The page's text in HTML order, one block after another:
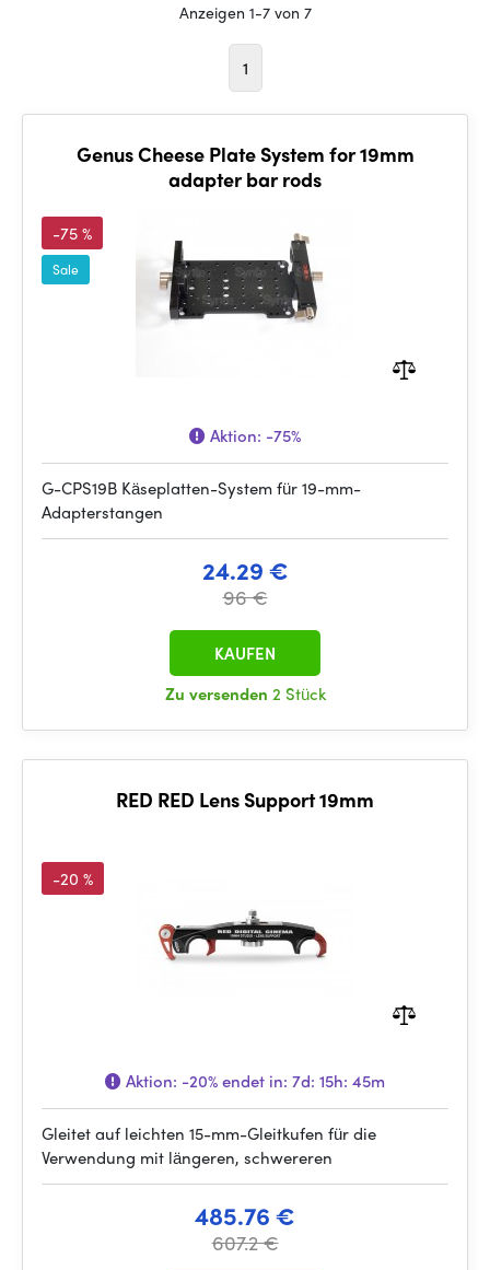
Anzeigen 1-7 von 7
1
Genus Cheese Plate System for 19mm
adapter bar rods
-75 %
Sale
Aktion: -75%
G-CPS19B Käseplatten-System für 19-mm-
Adapterstangen
24.29 €
96 €
Zu versenden 2 Stück
KAUFEN
RED RED Lens Support 19mm
-20 %
Aktion: -20%endet in: 7d: 15h: 45m
Gleitet auf leichten 15-mm-Gleitkufen für die
Verwendung mit längeren, schwereren
485.76 €
607.2 €